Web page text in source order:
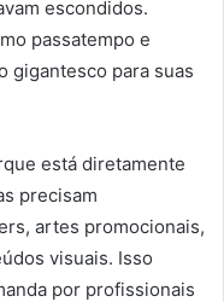
escondidos.
passatempo e
gigantesco para suas
está diretamente
precisam
artes promocionais,
visuais. Isso
por profissionais